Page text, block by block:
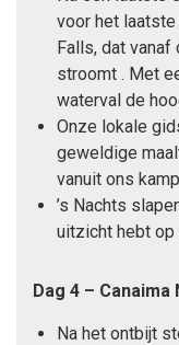
voor het laatste
Falls, dat vanaf
stroomt . Met
waterval de
Onze lokale
geweldige
vanuit ons
’s Nachts
uitzicht hebt op
Dag 4 –
Na het ontbijt